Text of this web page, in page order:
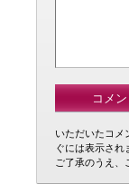
いただいたコメ
ぐには表示され
ご了承のうえ、